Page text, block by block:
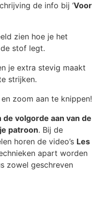
de info bij ‘Voor
zien hoe je het
stof legt.
je extra stevig maakt
strijken.
zoom aan te knippen!
volgorde aan van de
patroon. Bij de
horen de video’s Les
apart worden
zowel geschreven